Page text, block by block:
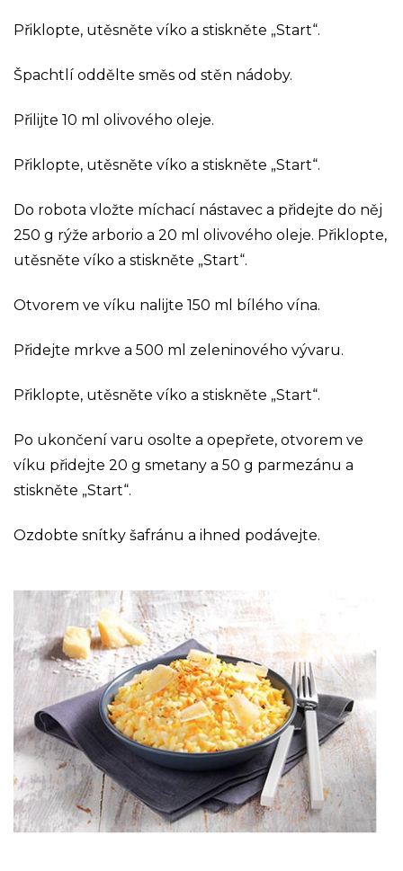
Přiklopte, utěsněte víko a stiskněte „Start“.
Špachtlí oddělte směs od stěn nádoby.
Přilijte 10 ml olivového oleje.
Přiklopte, utěsněte víko a stiskněte „Start“.
Do robota vložte míchací nástavec a přidejte do něj
250 g rýže arborio a 20 ml olivového oleje. Přiklopte,
utěsněte víko a stiskněte „Start“.
Otvorem ve víku nalijte 150 ml bílého vína.
Přidejte mrkve a 500 ml zeleninového vývaru.
Přiklopte, utěsněte víko a stiskněte „Start“.
Po ukončení varu osolte a opepřete, otvorem ve
víku přidejte 20 g smetany a 50 g parmezánu a
stiskněte „Start“.
Ozdobte snítky šafránu a ihned podávejte.